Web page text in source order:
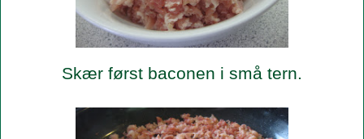
Skær først baconen i små tern.